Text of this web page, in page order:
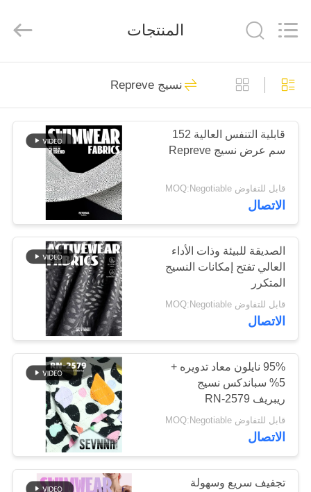
منزل،
بيت
منتجات
عرض
الواقع
الافتراضي
معلومات
جولة
في
المعمل
مراقبة
الجودة
TEXTILE.
أقمشة الملابس المعاد
تدويرها
313
أقمشة نايلون معاد
تدويرها
150
أقمشة بوليستر معاد
تدويره
117
المنتجات
نسيج Repreve
قابلية التنفس العالية 152
سم عرض نسيج Repreve
قابل للتفاوض MOQ:Negotiable
الاتصال
الصديقة للبيئة وذات الأداء
العالي تفتح إمكانات النسيج
المتكرر
قابل للتفاوض MOQ:Negotiable
الاتصال
95% نايلون معاد تدويره +
5% سباندكس نسيج
ريبريف RN-2579
قابل للتفاوض MOQ:Negotiable
الاتصال
تجفيف سريع وسهولة